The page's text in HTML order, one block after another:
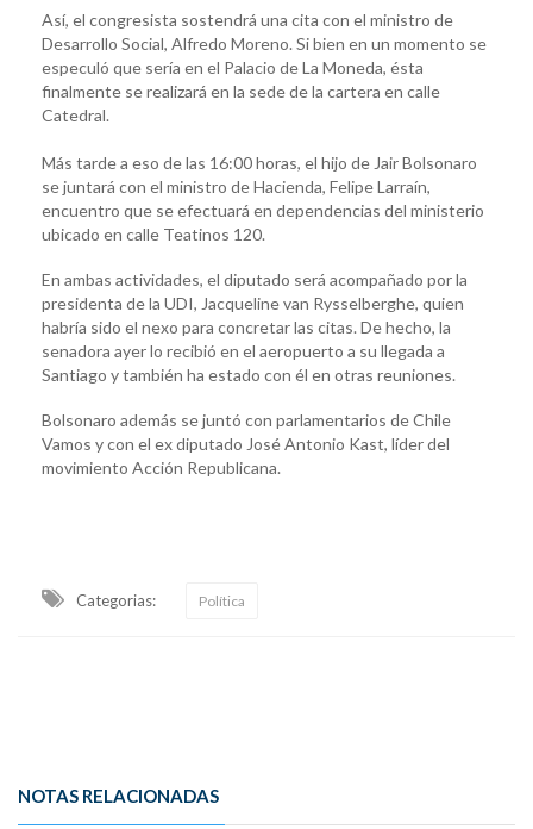
Así, el congresista sostendrá una cita con el ministro de
Desarrollo Social, Alfredo Moreno. Si bien en un momento se
especuló que sería en el Palacio de La Moneda, ésta
finalmente se realizará en la sede de la cartera en calle
Catedral.
Más tarde a eso de las 16:00 horas, el hijo de Jair Bolsonaro
se juntará con el ministro de Hacienda, Felipe Larraín,
encuentro que se efectuará en dependencias del ministerio
ubicado en calle Teatinos 120.
En ambas actividades, el diputado será acompañado por la
presidenta de la UDI, Jacqueline van Rysselberghe, quien
habría sido el nexo para concretar las citas. De hecho, la
senadora ayer lo recibió en el aeropuerto a su llegada a
Santiago y también ha estado con él en otras reuniones.
Bolsonaro además se juntó con parlamentarios de Chile
Vamos y con el ex diputado José Antonio Kast, líder del
movimiento Acción Republicana.
Categorias: Política
NOTAS RELACIONADAS